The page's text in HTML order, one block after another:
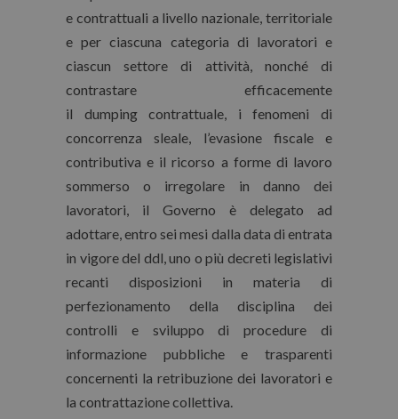
e contrattuali a livello nazionale, territoriale
e per ciascuna categoria di lavoratori e
ciascun settore di attività, nonché di
contrastare efficacemente
il dumpingcontrattuale, i fenomeni di
concorrenza sleale, l’evasione fiscale e
contributiva e il ricorso a forme di lavoro
sommerso o irregolare in danno dei
lavoratori, il Governo è delegato ad
adottare, entro sei mesi dalla data di entrata
in vigore del ddl, uno o più decreti legislativi
recanti disposizioni in materia di
perfezionamento della disciplina dei
controlli e sviluppo di procedure di
informazione pubbliche e trasparenti
concernenti la retribuzione dei lavoratori e
la contrattazione collettiva.